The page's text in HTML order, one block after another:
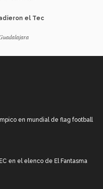
el Tec
en mundial de flag football
en el elenco de El Fantasma